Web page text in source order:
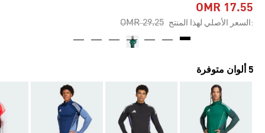
OMR 17.55
:السعر الأصلي لهذا المنتج Price reduced from
OMR 29.25
to
5 ألوان متوفرة